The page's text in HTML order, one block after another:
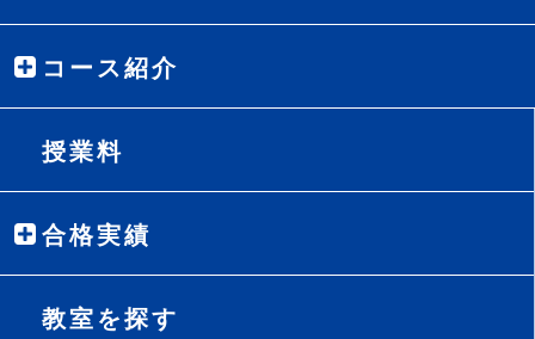
コース紹介
授業料
合格実績
教室を探す